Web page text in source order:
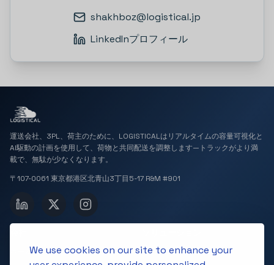
We use cookies on our site to enhance your
shakhboz@logistical.jp
LinkedInプロフィール
運送会社、3PL、荷主のために、LOGISTICALはリアルタイムの容量可視化と
AI駆動の計画を使用して、荷物と共同配送を調整します—トラックがより満
載で、無駄が少なくなります。
〒107-0061 東京都港区北青山3丁目5-17 R&M #901
ホーム 3Dボリューム検出